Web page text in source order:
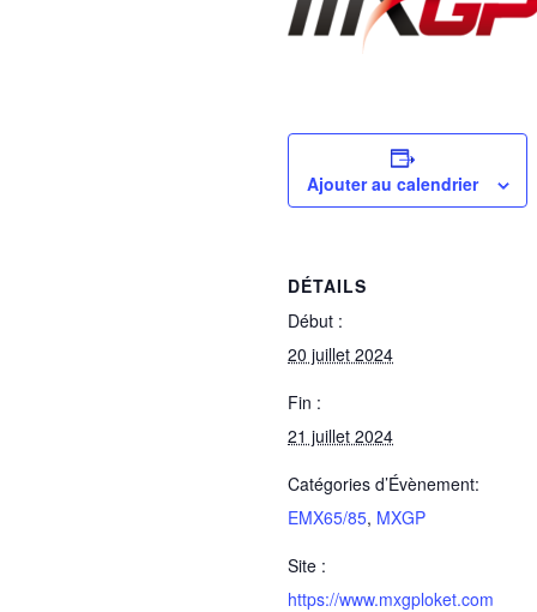
Ajouter au calendrier
DÉTAILS
Début :
20 juillet 2024
Fin :
21 juillet 2024
Catégories d’Évènement:
EMX65/85, MXGP
Site :
https://www.mxgploket.com